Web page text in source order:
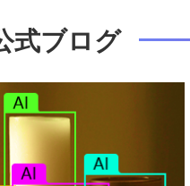
ブログ